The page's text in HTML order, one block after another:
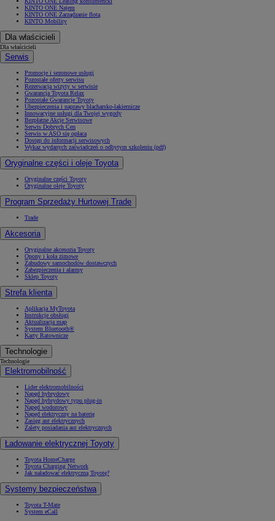
KINTO ONE Najem
KINTO ONE Zarządzanie flotą
KINTO Mobility
Dla właścicieli
Dla właścicieli
Serwis
Promocje i sezonowe usługi
Pozostałe oferty serwisu
Rezerwacja wizyty w serwisie
Gwarancja Toyota Relax
Pozostałe Gwarancje Toyoty
Ubezpieczenia i naprawy blacharsko-lakiernicze
Innowacyjne usługi dla Twojej wygody
Bezpłatne Akcje Serwisowe
Serwis Dobrych Cen
Serwis w ASO się opłaca
Dostęp do informacji serwisowych
Wykaz wydanych zaświadczeń o odbytym szkoleniu (pdf)
Oryginalne części i oleje Toyota
Oryginalne części Toyoty
Oryginalne oleje Toyoty
Program Sprzedaży Hurtowej Trade
Trade
Akcesoria
Oryginalne akcesoria Toyoty
Opony i koła zimowe
Zabudowy samochodów dostawczych
Zabezpieczenia i alarmy
Sklep Toyoty
Strefa klienta
Aplikacja MyToyota
Instrukcje obsługi
Aktualizacja map
System Bluetooth®
Karty Ratownicze
Technologie
Technologie
Elektromobilność
Lider elektromobilności
Napęd hybrydowy
Napęd hybrydowy typu plug-in
Napęd wodorowy
Napęd elektryczny na baterię
Zasięg aut elektrycznych
Zalety posiadania aut elektrycznych
Ładowanie elektrycznej Toyoty
Toyota HomeCharge
Toyota Charging Network
Jak naładować elektryczną Toyotę?
Systemy bezpieczeństwa
Toyota T-Mate
System eCall